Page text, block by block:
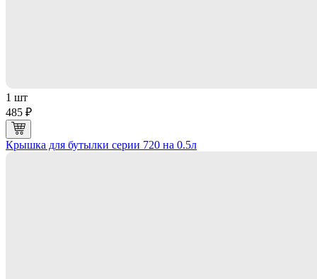
1 шт
485 ₽
Крышка для бутылки серии 720 на 0.5л